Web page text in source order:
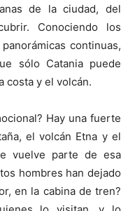
de la ciudad, del
Conociendo los
continuas,
sólo Catania puede
costa y el volcán.
Hay una fuerte
el volcán Etna y el
vuelve parte de esa
hombres han dejado
en la cabina de tren?